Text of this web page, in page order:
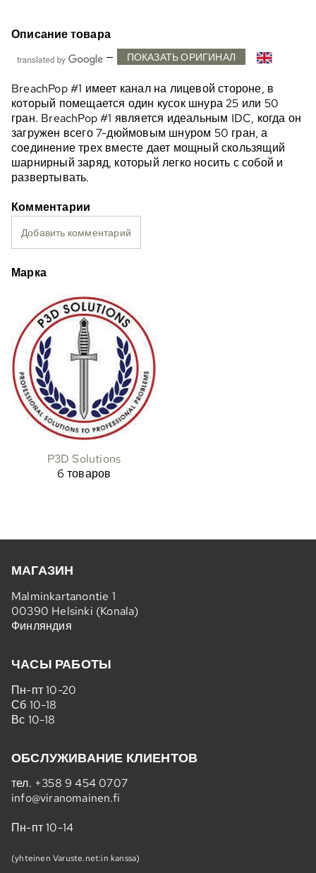
Описание товара
—
ПОКАЗАТЬ ОРИГИНАЛ
BreachPop #1 имеет канал на лицевой стороне, в
который помещается один кусок шнура 25 или 50
гран. BreachPop #1 является идеальным IDC, когда он
загружен всего 7-дюймовым шнуром 50 гран, а
соединение трех вместе дает мощный скользящий
шарнирный заряд, который легко носить с собой и
развертывать.
Комментарии
Добавить комментарий
Марка
P3D Solutions
6 товаров
МАГАЗИН
Malminkartanontie 1
00390 Helsinki (Konala)
Финляндия
ЧАСЫ РАБОТЫ
Пн-пт 10-20
Сб 10-18
Вс 10-18
ОБСЛУЖИВАНИЕ КЛИЕНТОВ
тел. +358 9 454 0707
info@viranomainen.fi
Пн-пт 10-14
(yhteinen Varuste.net:in kanssa)